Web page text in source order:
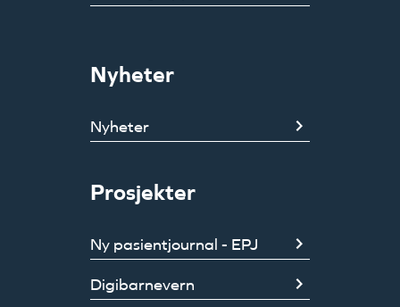
Nyheter
Nyheter
Prosjekter
Ny pasientjournal - EPJ
Digibarnevern